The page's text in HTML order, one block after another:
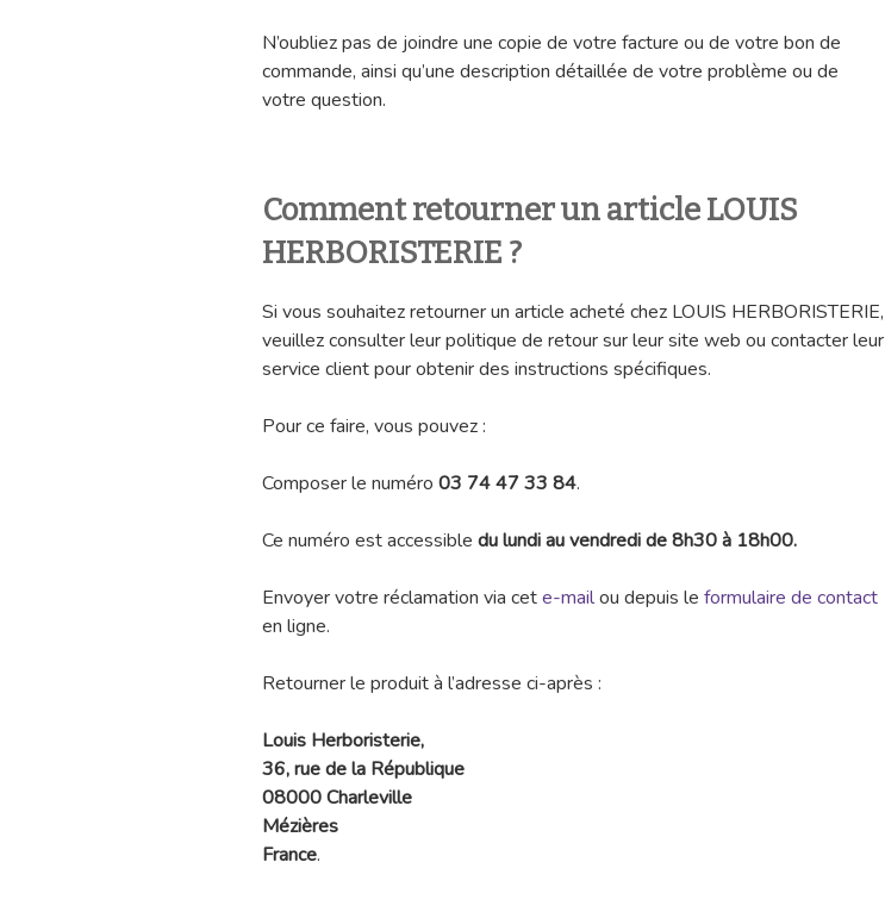
N’oubliez pas de joindre une copie de votre facture ou de votre bon de
commande, ainsi qu’une description détaillée de votre problème ou de
votre question.
Comment retourner un article LOUIS
HERBORISTERIE ?
Si vous souhaitez retourner un article acheté chez LOUIS HERBORISTERIE,
veuillez consulter leur politique de retour sur leur site web ou contacter leur
service client pour obtenir des instructions spécifiques.
Pour ce faire, vous pouvez :
Composer le numéro 03 74 47 33 84.
Ce numéro est accessible du lundi au vendredi de 8h30 à 18h00.
Envoyer votre réclamation via cete-mailou depuis le formulaire de contact
en ligne.
Retourner le produit à l’adresse ci-après :
Louis Herboristerie,
36, rue de la République
08000 Charleville
Mézières
France.